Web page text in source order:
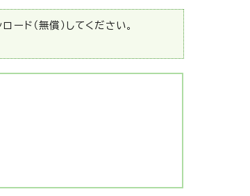
ド（無償）してください。